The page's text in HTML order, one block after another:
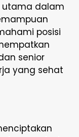
utama dalam
posisi
senior
yang sehat